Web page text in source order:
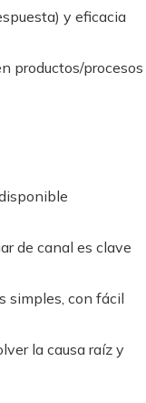
y eficacia
productos/procesos
de canal es clave
simples, con fácil
la causa raíz y